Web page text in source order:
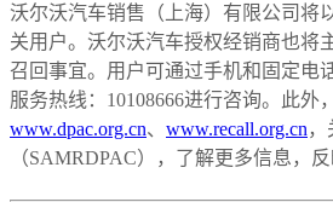
沃尔沃汽车销售（上海）有限公司将
关用户。沃尔沃汽车授权经销商也将
召回事宜。用户可通过手机和固定电
服务热线：10108666进行咨询。此外
www.dpac.org.cn、 www.recall.org.cn
（SAMRDPAC），了解更多信息，反